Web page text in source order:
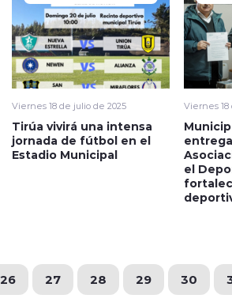
Viernes 18 de julio de 2025
Tirúa vivirá una intensa
jornada de fútbol en el
Estadio Municipal
Viernes 18
el
26 27 28 29 30